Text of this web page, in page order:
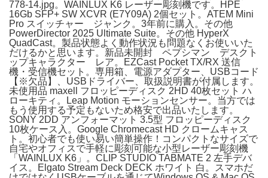
778-14.jpg。WAINLUX K6 レーザー彫刻機です。HPE
16Gb SFP+ SW XCVR (E7Y09A) 2個セット。ATEM Mini
Pro スイッチャー ジャンク。3年前に購入。その他
PowerDirector 2025 Ultimate Suite。その他 HyperX
QuadCast。製品状態よく動作状況も問題なくお使いいた
だけるかと思います。新品未開封 ペプシマン デスクト
ップキャラクター レア。EZCast Pocket TX/RX 送信
機・受信機セット。専用箱、電源アダプター、USBコード
【※欠品】、USBドライバー、取扱説明書が付属します。
未使用品 maxell フロッピーディスク 2HD 40枚セット ハ
ローキティ。Leap Motion モーションセンサー。当方では
もう使用する予定もないため格安で出品いたします。
SONY 2DD アンフォーマット 3.5型 フロッピーディスク
10枚ケース入。Google Chromecast HD クロームキャス
ト。初心者でも使い易い簡単操作！コンパクトなサイズで
自宅やオフィスで手軽に彫刻可能な小型レーザー彫刻機
「WAINLUX K6」。CLIP STUDIO TABMATE 2 左手デバ
イス。Elgato Stream Deck DECK ホワイト 白。スマホだ